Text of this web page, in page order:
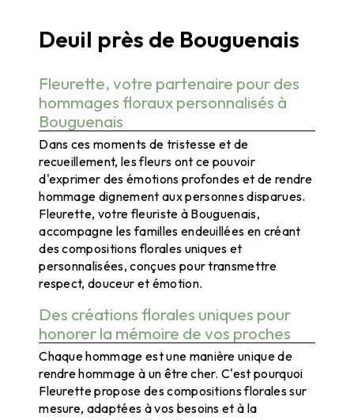
Deuil près de Bouguenais
Fleurette, votre partenaire pour des
hommages floraux personnalisés à
Bouguenais
Dans ces moments de tristesse et de
recueillement, les fleurs ont ce pouvoir
d'exprimer des émotions profondes et de rendre
hommage dignement aux personnes disparues.
Fleurette, votre fleuriste à Bouguenais,
accompagne les familles endeuillées en créant
des compositions florales uniques et
personnalisées, conçues pour transmettre
respect, douceur et émotion.
Des créations florales uniques pour
honorer la mémoire de vos proches
Chaque hommage est une manière unique de
rendre hommage à un être cher. C'est pourquoi
Fleurette propose des compositions florales sur
mesure, adaptées à vos besoins et à la